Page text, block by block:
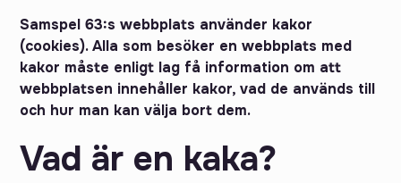
Samspel 63:s webbplats använder kakor
(cookies). Alla som besöker en webbplats med
kakor måste enligt lag få information om att
webbplatsen innehåller kakor, vad de används till
och hur man kan välja bort dem.
Vad är en kaka?